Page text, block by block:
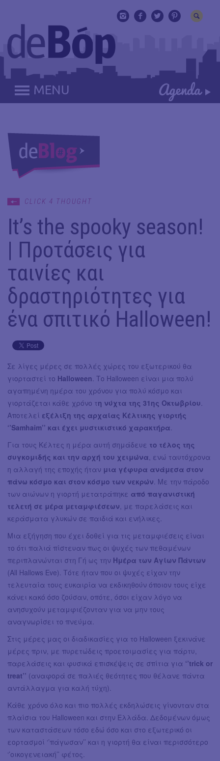
MENU
CLICK 4 THOUGHT
It’s the spooky season!
| Προτάσεις για
ταινίες και
δραστηριότητες για
ένα σπιτικό Halloween!
Σε λίγες μέρες σε πολλές χώρες του εξωτερικού θα
γιορταστεί το Halloween. Το Halloween είναι μια πολύ
αγαπημένη ημέρα του χρόνου για πολύ κόσμο και
γιορτάζεται κάθε χρόνο τη νύχτα της 31ης Οκτωβρίου.
Αποτελεί εξέλιξη της αρχαίας Κέλτικης γιορτής
‘’Samhaim’’ και έχει μυστικιστικό χαρακτήρα.
Για τους Κέλτες η μέρα αυτή σημάδευε το τέλος της
συγκομιδής και την αρχή του χειμώνα, ενώ ταυτόχρονα
η αλλαγή της εποχής ήταν μια γέφυρα ανάμεσα στον
πάνω κόσμο και στον κόσμο των νεκρών. Με την πάροδο
των αιώνων η γιορτή μετατράπηκε από παγανιστική
τελετή σε μέρα μεταμφιέσεων, με παρελάσεις και
κεράσματα γλυκών σε παιδιά και ενήλικες.
Μια εξήγηση που έχει δοθεί για τις μεταμφιέσεις είναι
το ότι παλιά πίστευαν πως οι ψυχές των πεθαμένων
περιπλανώνται στη Γή ως την Ημέρα των Αγίων Πάντων
(All Hallows Eve). Τότε ήταν που οι ψυχές είχαν την
τελευταία τους ευκαιρία να εκδικηθούν όποιον τους είχε
κάνει κακό όσο ζούσαν, οπότε, όσοι είχαν λόγο να
ανησυχούν μεταμφιέζονταν για να μην τους
αναγνωρίσει το πνεύμα.
Στις μέρες μας οι διαδικασίες για το Halloween ξεκινάνε
μέρες πριν, με πυρετώδεις προετοιμασίες για πάρτυ,
παρελάσεις και φυσικά επισκέψεις σε σπίτια για ‘’trick or
treat’’ (αναφορά σε παλιές θεότητες που θέλανε πάντα
αντάλλαγμα για καλή τύχη).
Κάθε χρόνο όλο και πιο πολλές εκδηλώσεις γίνονταν στα
πλαίσια του Halloween και στην Ελλάδα. Δεδομένων όμως
των καταστάσεων τόσο εδώ όσο και στο εξωτερικό οι
εορτασμοί ‘’πάγωσαν’’ και η γιορτή θα είναι περισσότερο
‘’οικογενειακή’’ φέτος.